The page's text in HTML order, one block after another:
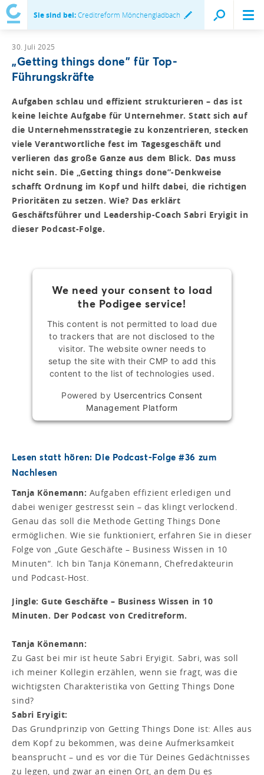
Sie sind bei:Creditreform Mönchengladbach
30. Juli 2025
„Getting things done" für Top-
Führungskräfte
Aufgaben schlau und effizient strukturieren – das ist
keine leichte Aufgabe für Unternehmer. Statt sich auf
die Unternehmensstrategie zu konzentrieren, stecken
viele Verantwortliche fest im Tagesgeschäft und
verlieren das große Ganze aus dem Blick. Das muss
nicht sein. Die „Getting things done”-Denkweise
schafft Ordnung im Kopf und hilft dabei, die richtigen
Prioritäten zu setzen. Wie? Das erklärt
Geschäftsführer und Leadership-Coach Sabri Eryigit in
dieser Podcast-Folge.
We need your consent to load
the Podigee service!
This content is not permitted to load due
to trackers that are not disclosed to the
visitor. The website owner needs to
setup the site with their CMP to add this
content to the list of technologies used.
Powered by Usercentrics Consent
Management Platform
Lesen statt hören: Die Podcast-Folge #36 zum
Nachlesen
Tanja Könemann: Aufgaben effizient erledigen und
dabei weniger gestresst sein – das klingt verlockend.
Genau das soll die Methode Getting Things Done
ermöglichen. Wie sie funktioniert, erfahren Sie in dieser
Folge von „Gute Geschäfte – Business Wissen in 10
Minuten“. Ich bin Tanja Könemann, Chefredakteurin
und Podcast-Host.
Jingle: Gute Geschäfte – Business Wissen in 10
Minuten. Der Podcast von Creditreform.
Tanja Könemann:
Zu Gast bei mir ist heute Sabri Eryigit. Sabri, was soll
ich meiner Kollegin erzählen, wenn sie fragt, was die
wichtigsten Charakteristika von Getting Things Done
sind?
Sabri Eryigit:
Das Grundprinzip von Getting Things Done ist: Alles aus
dem Kopf zu bekommen, was deine Aufmerksamkeit
beansprucht – und es vor die Tür Deines Gedächtnisses
zu legen, und zwar an einen Ort, an dem Du es